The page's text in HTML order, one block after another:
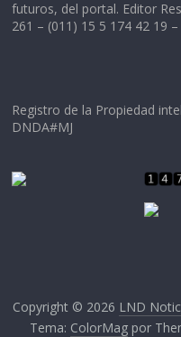
futuros, del portal. Editor
261 – (011) 15 5 174 42 19 –
Registro de la Propiedad
DNDA#MJ
Copyright © 2026 LND
Tema: ColorMag por